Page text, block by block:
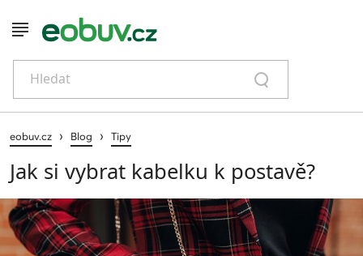
Hledat
eobuv.cz › Blog › Tipy
Jak si vybrat kabelku k postavě?